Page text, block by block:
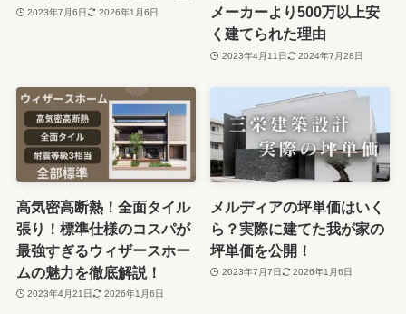
2023年7月6日 2026年1月6日
メーカーより500万以上安
く建てられた理由
2023年4月11日 2024年7月28日
高気密高断熱！全面タイル
張り！標準仕様のコスパが
最強すぎるウィザースホー
ムの魅力を徹底解説！
2023年4月21日 2026年1月6日
メルディアの坪単価はいく
ら？実際に建てた我が家の
坪単価を公開！
2023年7月7日 2026年1月6日